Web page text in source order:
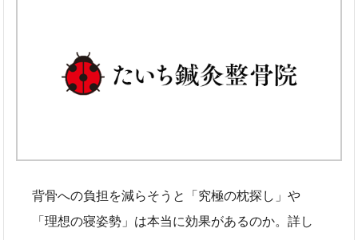
背骨への負担を減らそうと「究極の枕探し」や
「理想の寝姿勢」は本当に効果があるのか。詳し